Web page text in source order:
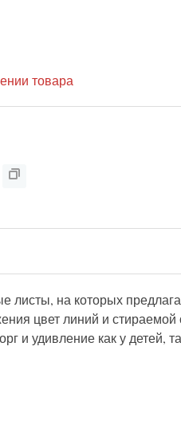
товара
на которых
цвет линий и стираемой
и удивление как у детей,